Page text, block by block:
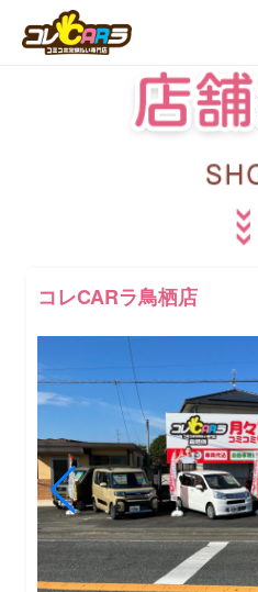
コレCARラ鳥栖店